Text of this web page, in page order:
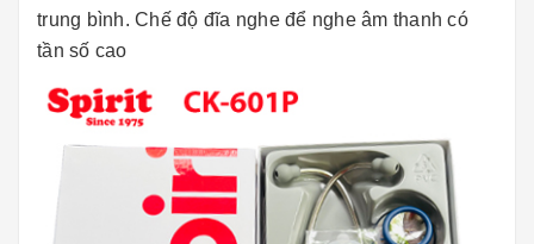
trung bình. Chế độ đĩa nghe để nghe âm thanh có
tần số cao